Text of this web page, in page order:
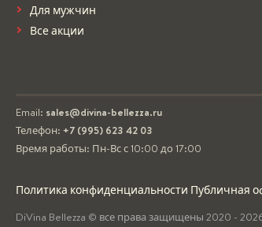
Для мужчин
Все акции
Email: sales@divina-bellezza.ru
Телефон: +7 (995) 623 42 03
Время работы: Пн-Вс с 10:00 до 17:00
Политика конфиденциальности Публичная
DiVina Bellezza © все права защищены 2020 -